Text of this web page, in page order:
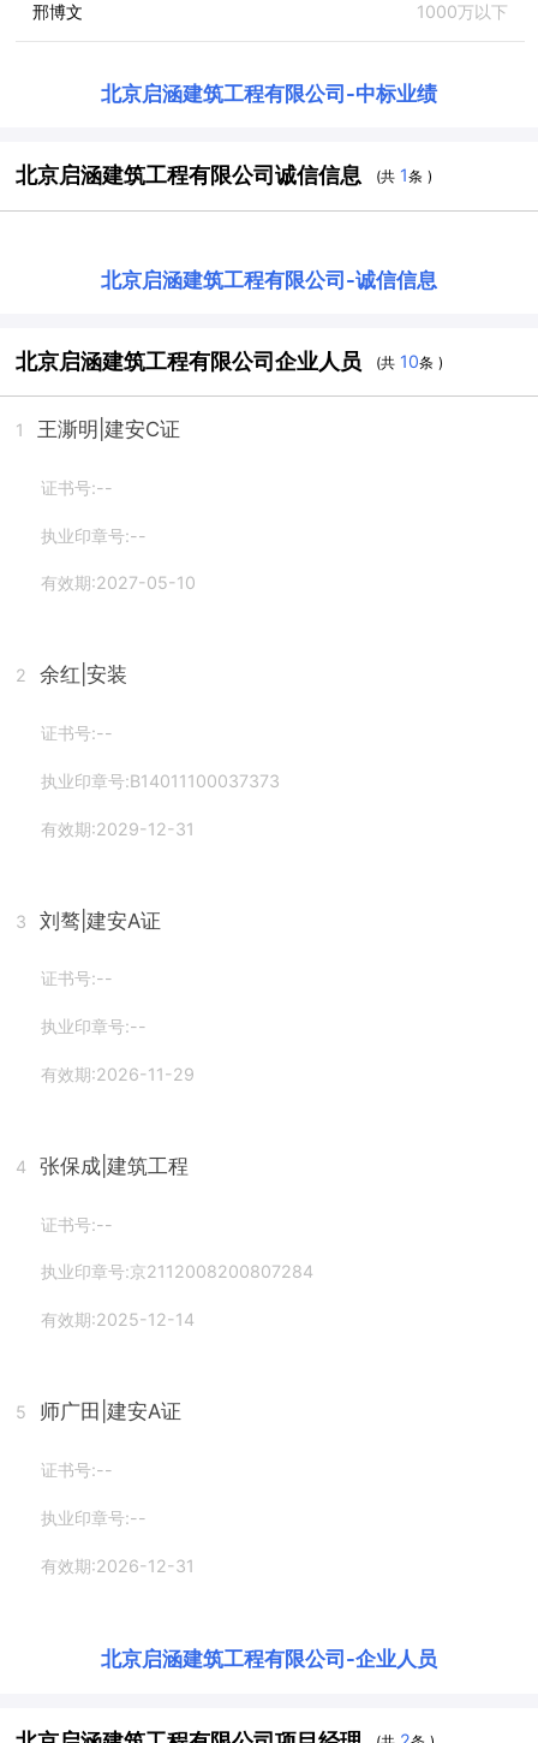
邢博文 1000万以下
北京启涵建筑工程有限公司 -中标业绩
北京启涵建筑工程有限公司诚信信息 (共 1条 )
北京启涵建筑工程有限公司 -诚信信息
北京启涵建筑工程有限公司企业人员 (共 10条 )
1 王澌明 |建安C证
证书号:--
执业印章号:--
有效期:2027-05-10
2 余红 |安装
证书号:--
执业印章号:B14011100037373
有效期:2029-12-31
3 刘骜 |建安A证
证书号:--
执业印章号:--
有效期:2026-11-29
4 张保成 |建筑工程
证书号:--
执业印章号:京2112008200807284
有效期:2025-12-14
5 师广田 |建安A证
证书号:--
执业印章号:--
有效期:2026-12-31
北京启涵建筑工程有限公司 -企业人员